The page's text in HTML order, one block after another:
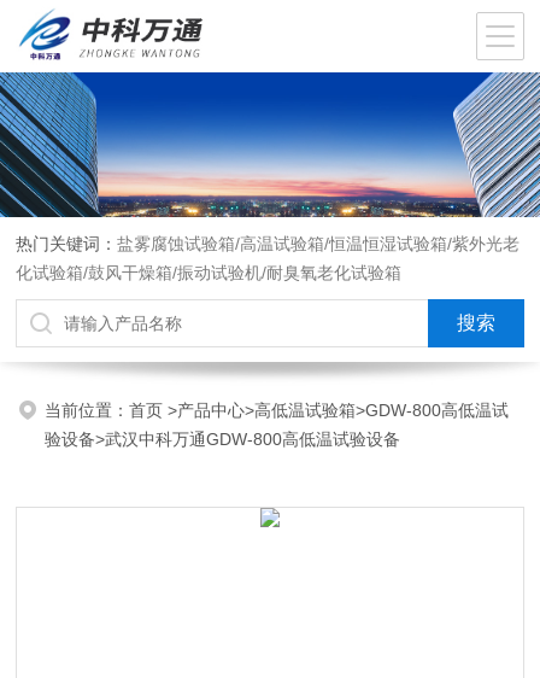
热门关键词：盐雾腐蚀试验箱/高温试验箱/恒温恒湿试验箱/紫外光老
化试验箱/鼓风干燥箱/振动试验机/耐臭氧老化试验箱
当前位置：首页>产品中心>高低温试验箱>GDW-800高低温试
验设备>武汉中科万通GDW-800高低温试验设备